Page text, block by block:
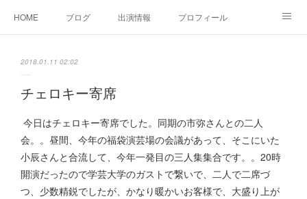
HOME ブログ 出演情報 プロフィール
2018.01.11 02:02
チェロキー寄席
今日はチェロキー寄席でした。同期の市弥さんとの二人
会。。昼間、今年の福袋演芸場の会議があって、そこにいた
小辰さんと合流して、今年一発目の三人集集合です。。20時
開演だったので学芸大学のガストで繋いで、二人で二席づ
つ、少数精鋭でしたが、かなり暖かいお客様で、大盛り上が